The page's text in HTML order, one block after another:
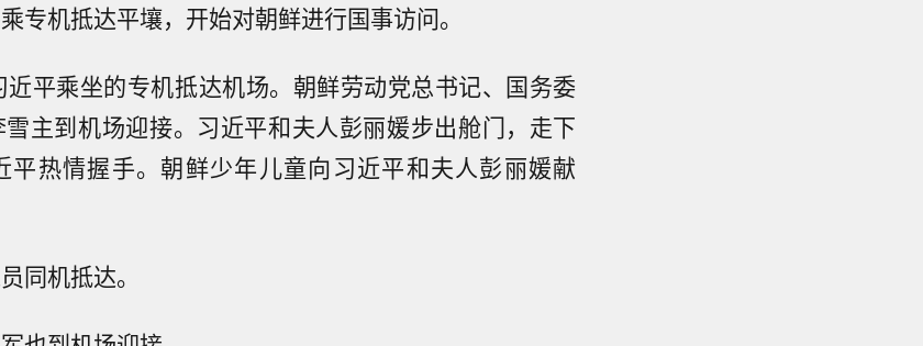
专机抵达平壤，开始对朝鲜进行国事访问。
平乘坐的专机抵达机场。朝鲜劳动党总书记、国务委
主到机场迎接。习近平和夫人彭丽媛步出舱门，走下
平热情握手。朝鲜少年儿童向习近平和夫人彭丽媛献
同机抵达。